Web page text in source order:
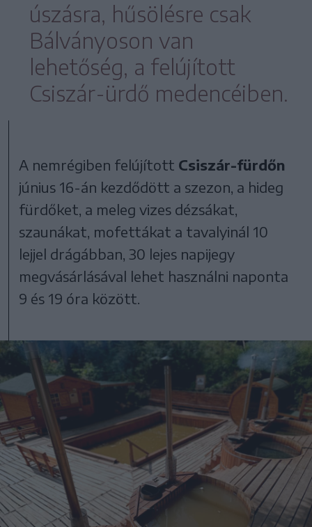
úszásra, hűsölésre csak
Bálványoson van
lehetőség, a felújított
Csiszár-ürdő medencéiben.
A nemrégiben felújított Csiszár-fürdőn
június 16-án kezdődött a szezon, a hideg
fürdőket, a meleg vizes dézsákat,
szaunákat, mofettákat a tavalyinál 10
lejjel drágábban, 30 lejes napijegy
megvásárlásával lehet használni naponta
9 és 19 óra között.